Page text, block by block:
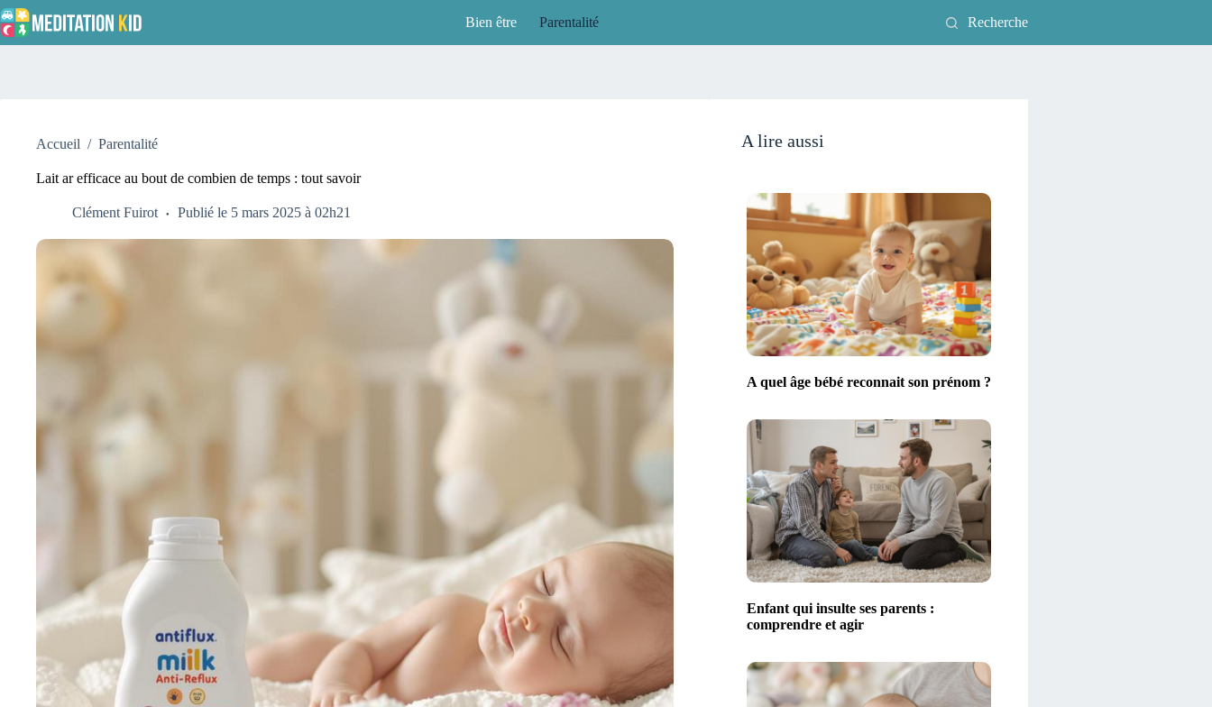
Passer
au
contenu
Bien être Parentalité Recherche
Accueil / Parentalité
Lait ar efficace au bout de combien de temps : tout savoir
Clément Fuirot Publié le 5 mars 2025 à 02h21
A lire aussi
A quel âge bébé reconnait son prénom ?
Enfant qui insulte ses parents :
comprendre et agir